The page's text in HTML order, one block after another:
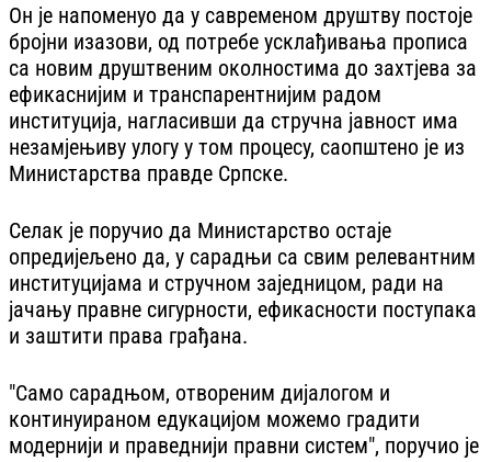
Он је напоменуо да у савременом друштву постоје
бројни изазови, од потребе усклађивања прописа
са новим друштвеним околностима до захтјева за
ефикаснијим и транспарентнијим радом
институција, нагласивши да стручна јавност има
незамјењиву улогу у том процесу, саопштено је из
Министарства правде Српске.
Селак је поручио да Министарство остаје
опредијељено да, у сарадњи са свим релевантним
институцијама и стручном заједницом, ради на
јачању правне сигурности, ефикасности поступака
и заштити права грађана.
"Само сарадњом, отвореним дијалогом и
континуираном едукацијом можемо градити
модернији и праведнији правни систем", поручио је